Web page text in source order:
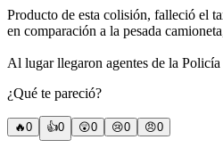
Producto de esta colisión, falleció el
en comparación a la pesada
Al lugar llegaron agentes de la
¿Qué te pareció?
🔥0 👍0 😲0 😢0 😠0